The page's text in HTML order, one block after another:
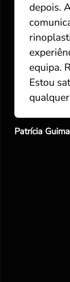
depois.
equipa.
Estou
Patrícia
depois.
equipa.
Estou
Patrícia
depois.
equipa.
Estou
Patrícia